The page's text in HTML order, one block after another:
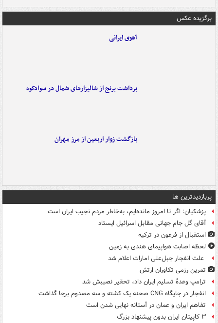
برگزیده عکس
آهوی ایرانی
برداشت برنج از شالیزارهای شمال در سوادکوه
بازگشت زوار اربعین از مرز مهران
پربازدیدترین ها
پزشکیان: اگر تا امروز مانده‌ایم، به‌خاطر مردم نجیب ایران است
آقای گل جام جهانی مقابل اسرائیل ایستاد
استقبال از فرعون در ترکیه
لحظه اصابت هواپیمای هندی به زمین
علت انفجار جبل‌علی امارات اعلام شد
تمرین رزمی تکاوران ارتش
ترامپ وعدۀ تسلیم ایران داد، تحقیر نصیبش شد
انفجار در جایگاه CNG صحنه یک کشته و سه مصدوم برجا گذاشت
تفاهم ایران و عمان در آستانه نهایی شدن است
۳ کاپیتان ایران بدون پیشنهاد بزرگ